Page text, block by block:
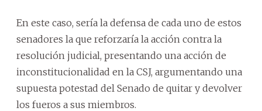
En este caso, sería la defensa de cada uno de estos
senadores la que reforzaría la acción contra la
resolución judicial, presentando una acción de
inconstitucionalidad en la CSJ, argumentando una
supuesta potestad del Senado de quitar y devolver
los fueros a sus miembros.